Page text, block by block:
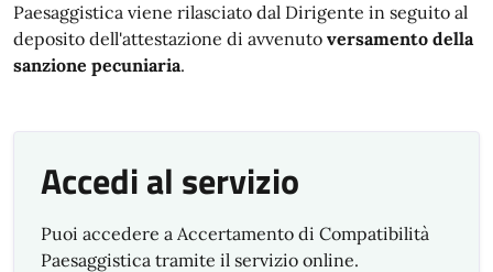
Paesaggistica viene rilasciato dal Dirigente in seguito al
deposito dell'attestazione di avvenuto versamento della
sanzione pecuniaria.
Accedi al servizio
Puoi accedere a Accertamento di Compatibilità
Paesaggistica tramite il servizio online.